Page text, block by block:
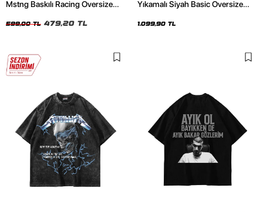
Mstng Baskılı Racing Oversize
599,00 TL 479,20 TL
Yıkamalı Siyah Basic Oversize
1.099,90 TL